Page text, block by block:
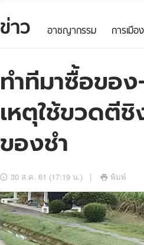
ข่าว
ข่าวบันเทิง
ข่าวกีฬา
ข่าวเศรษฐกิจ
อัปเดตจีน
ข่าว อาชญากรรม การเมือง
ทำทีมาซื้อขอ
เหตุใช้ขวดตี
ของชำ
30 ส.ค. 61 (17:19 น.) พิมพ์